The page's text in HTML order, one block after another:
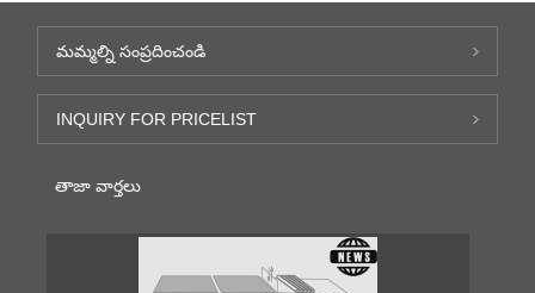
మమ్మల్ని సంప్రదించండి
INQUIRY FOR PRICELIST
తాజా వార్తలు